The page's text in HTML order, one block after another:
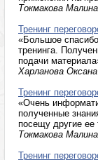
Токмакова
Тренинг
«Большое
тренинга.
подачи
Харланова
Тренинг
«Очень
полученные
посещу другие ее
Токмакова
Тренинг